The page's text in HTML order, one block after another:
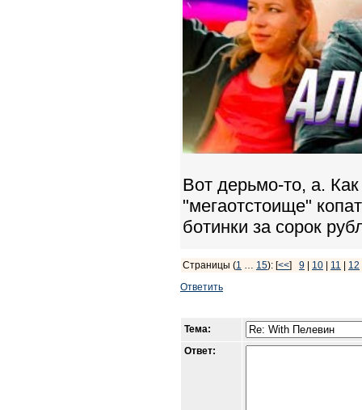
Вот дерьмо-то, а.
"мегаотстоище"
ботинки за сорок
Страницы (1 … 15): [<<] 9 10 11 12
Ответить
Тема:
Ответ: